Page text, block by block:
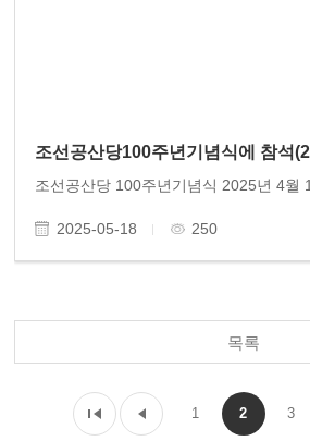
조선공산당100주년기념식에 참석
2025-05-18 250
목록
1 2 3